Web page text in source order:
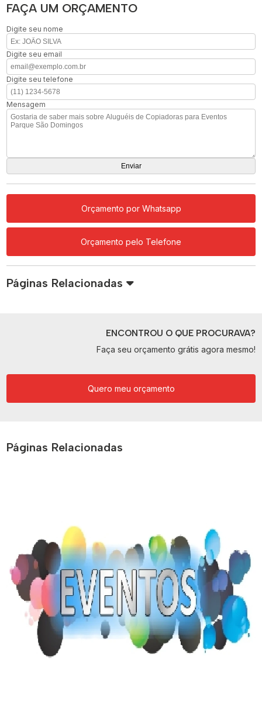
FAÇA UM ORÇAMENTO
Digite seu nome
Digite seu email
Digite seu telefone
Mensagem
Orçamento por Whatsapp
Orçamento pelo Telefone
Páginas Relacionadas
ENCONTROU O QUE PROCURAVA?
Faça seu orçamento grátis agora mesmo!
Quero meu orçamento
Páginas Relacionadas